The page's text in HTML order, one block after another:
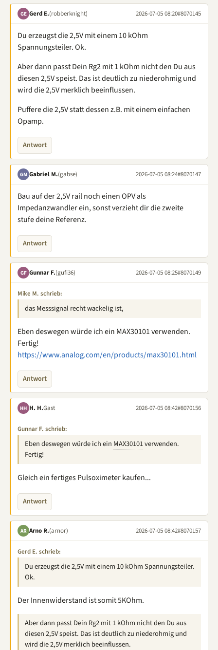
GE Gerd E.(robberknight) 2026-07-05 08:20#8070145
Du erzeugst die 2,5V mit einem 10 kOhm
Spannungsteiler. Ok.
Aber dann passt Dein Rg2 mit 1 kOhm nicht den Du aus
diesen 2,5V speist. Das ist deutlich zu niederohmig und
wird die 2,5V merklich beeinflussen.
Puffere die 2,5V statt dessen z.B. mit einem einfachen
Opamp.
Antwort
GM Gabriel M.(gabse) 2026-07-05 08:24#8070147
Bau auf der 2,5V rail noch einen OPV als
Impedanzwandler ein, sonst verzieht dir die zweite
stufe deine Referenz.
Antwort
GF Gunnar F.(gufi36) 2026-07-05 08:25#8070149
Mike M. schrieb:
das Messsignal recht wackelig ist,
Eben deswegen würde ich ein MAX30101 verwenden.
Fertig!
https://www.analog.com/en/products/max30101.html
Antwort
HH H. H.Gast 2026-07-05 08:42#8070156
Gunnar F. schrieb:
Eben deswegen würde ich ein MAX30101verwenden.
Fertig!
Gleich ein fertiges Pulsoximeter kaufen...
Antwort
AR Arno R.(arnor) 2026-07-05 08:42#8070157
Gerd E. schrieb:
Du erzeugst die 2,5V mit einem 10 kOhm Spannungsteiler.
Ok.
Der Innenwiderstand ist somit 5KOhm.
Aber dann passt Dein Rg2 mit 1 kOhm nicht den Du aus
diesen 2,5V speist. Das ist deutlich zu niederohmig und
wird die 2,5V merklich beeinflussen.